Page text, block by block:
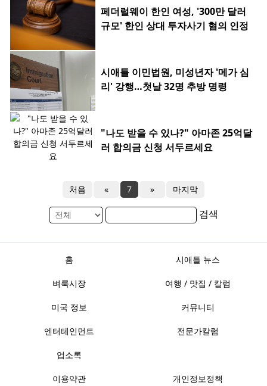
페더럴웨이 한인 여성, '300만 달러
규모' 한인 상대 투자사기 혐의 인정
시애틀 이민법원, 미성년자 '메가 심
리' 강행…첫날 32명 추방 명령
"나도 받을 수 있나?" 아마존 25억달
러 합의금 신청 서두르세요
처음 « 7 » 마지막
검색
홈 시애틀 뉴스
벼룩시장 여행 / 맛집 / 칼럼
미국 정보 커뮤니티
엔터테인먼트 전문가칼럼
업소록
이용약관 개인정보정책